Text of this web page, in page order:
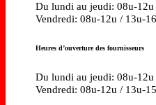
Du lundi au jeudi: 08u-12u
Vendredi: 08u-12u / 13u-
Heures d’ouverture des fournisseurs
Du lundi au jeudi: 08u-12u
Vendredi: 08u-12u / 13u-